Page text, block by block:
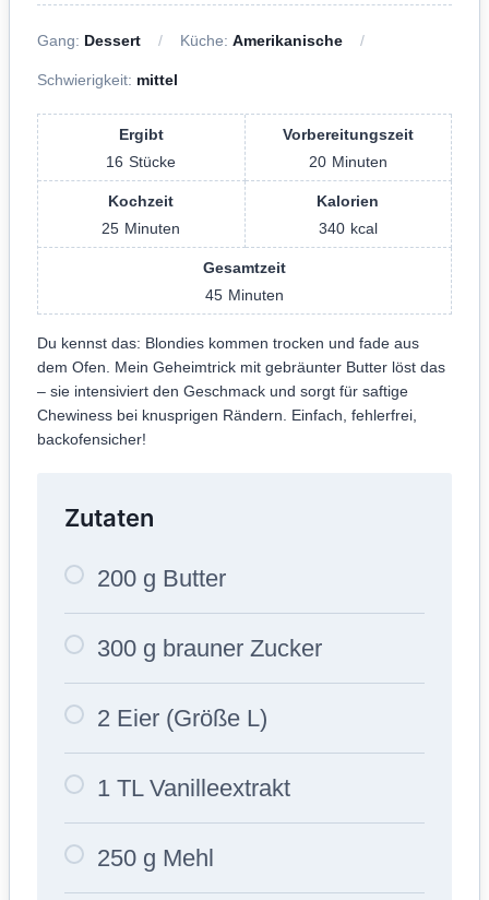
Chewiness bei knusprigen Rändern. Einfach, fehlerfrei,
backofensicher!
Zutaten
200 g Butter
300 g brauner Zucker
2 Eier (Größe L)
1 TL Vanilleextrakt
250 g Mehl
1 TL Backpulver
1/2 TL Salz
200 g weiße Schokoladen-
Chips (plus extra zum
Zubereitung